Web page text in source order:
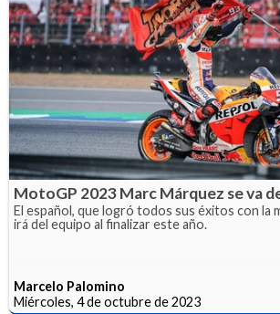
MotoGP 2023 Marc Márquez se va
El español, que logró todos sus éxitos con la
irá del equipo al finalizar este año.
Marcelo Palomino
Miércoles, 4 de octubre de 2023